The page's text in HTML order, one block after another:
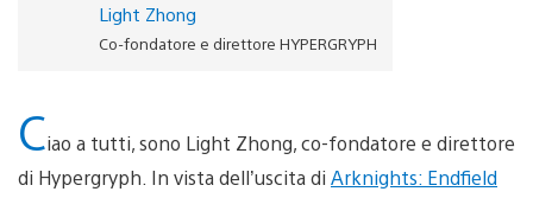
Light Zhong
Co-fondatore e direttore HYPERGRYPH
Ciao a tutti, sono Light Zhong, co-fondatore e direttore
di Hypergryph. In vista dell’uscita di Arknights: Endfield